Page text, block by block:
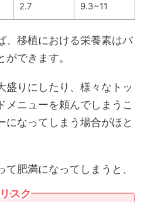
2.7 9.3~11
、移植における栄養素はバ
できます。
盛りにしたり、様々なトッ
メニューを頼んでしまうこ
になってしまう場合がほと
肥満になってしまうと、
スク